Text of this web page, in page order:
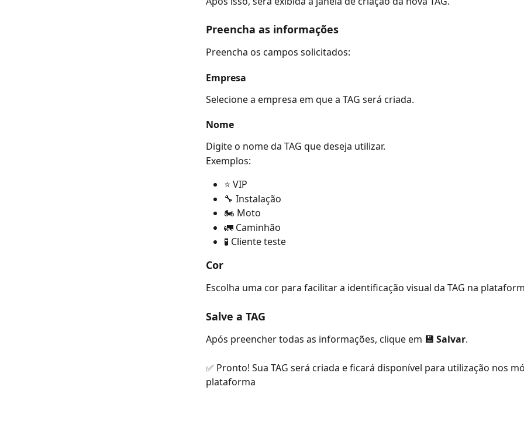
Preencha as informações
Preencha os campos solicitados:
Empresa
Selecione a empresa em que a TAG será criada.
Nome
Digite o nome da TAG que deseja utilizar.
Exemplos:
⭐ VIP
🔧 Instalação
🏍️ Moto
🚛 Caminhão
🧪 Cliente teste
Cor
Escolha uma cor para facilitar a identificação visual da TAG na
Salve a TAG
Após preencher todas as informações, clique em 💾 Salvar.
✅ Pronto! Sua TAG será criada e ficará disponível para utilização nos
plataforma